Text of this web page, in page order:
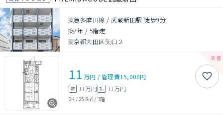
東急多摩川線 / 武蔵新田駅 徒歩9分
築7年 / 5階建
東京都大田区矢口２
11 万円 /管理費15,000円
敷 11万円 礼 11万円
2K / 25.8㎡ / 3階